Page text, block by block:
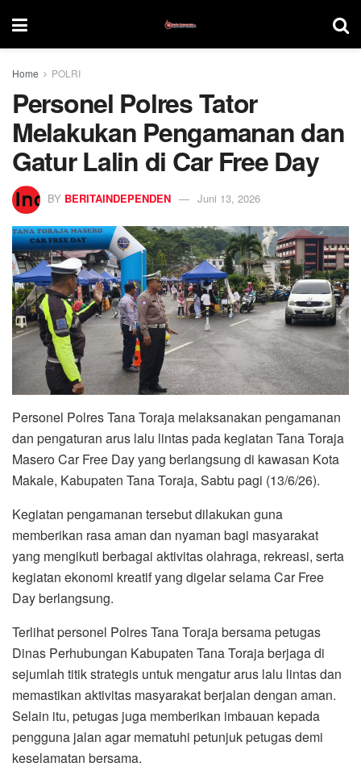
Home POLRI
Personel Polres Tator
Melakukan Pengamanan dan
Gatur Lalin di Car Free Day
BY BERITAINDEPENDEN Juni 13, 2026
Personel Polres Tana Toraja melaksanakan pengamanan
dan pengaturan arus lalu lintas pada kegiatan Tana Toraja
Masero Car Free Day yang berlangsung di kawasan Kota
Makale, Kabupaten Tana Toraja, Sabtu pagi (13/6/26).
Kegiatan pengamanan tersebut dilakukan guna
memberikan rasa aman dan nyaman bagi masyarakat
yang mengikuti berbagai aktivitas olahraga, rekreasi, serta
kegiatan ekonomi kreatif yang digelar selama Car Free
Day berlangsung.
Terlihat personel Polres Tana Toraja bersama petugas
Dinas Perhubungan Kabupaten Tana Toraja berjaga di
sejumlah titik strategis untuk mengatur arus lalu lintas dan
memastikan aktivitas masyarakat berjalan dengan aman.
Selain itu, petugas juga memberikan imbauan kepada
pengguna jalan agar mematuhi petunjuk petugas demi
keselamatan bersama.